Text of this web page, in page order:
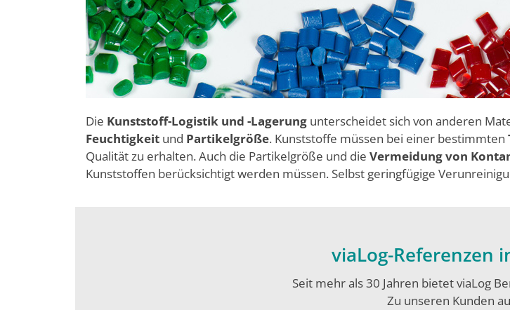
Die Kunststoff-Logistik und -Lagerung unterscheidet sich von anderen
Feuchtigkeit und Partikelgröße. Kunststoffe müssen bei einer bestimmten
Qualität zu erhalten. Auch die Partikelgröße und die Vermeidung von
Kunststoffen berücksichtigt werden müssen. Selbst geringfügige
viaLog-Referenzen
Seit mehr als 30 Jahren bietet viaLog
Zu unseren Kunden